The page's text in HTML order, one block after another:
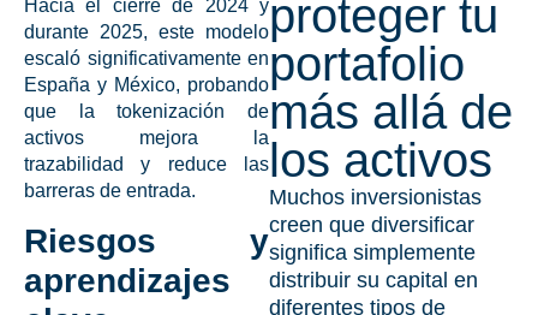
Hacia el cierre de 2024 y
durante 2025, este modelo
escaló significativamente en
España y México, probando
que latokenización de
activos mejora la
trazabilidad y reduce las
barreras de entrada.
Riesgos y
aprendizajes
proteger tu
portafolio
más allá de
los activos
Muchos inversionistas
creen que diversificar
significa simplemente
distribuir su capital en
diferentes tipos de